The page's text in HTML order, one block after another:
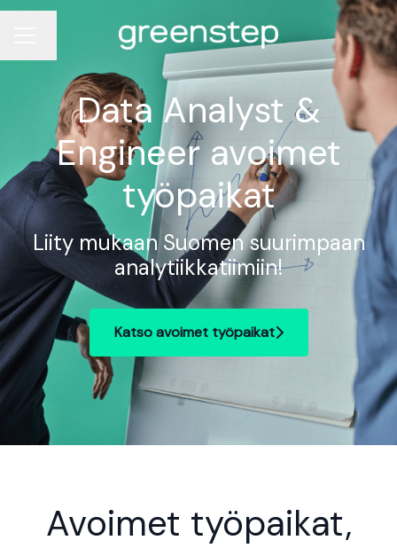
Data Analyst &
Engineer avoimet
työpaikat
Liity mukaan Suomen suurimpaan
analytiikkatiimiin!
Katso avoimet työpaikat
Avoimet työpaikat,